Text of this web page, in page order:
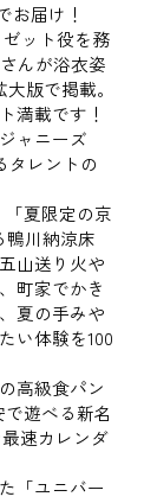
お届け！
ット役を務
んが浴衣姿
版で掲載。
満載です！
ャニーズ
タレントの
夏限定の京
鴨川納涼床
山送り火や
町家でかき
夏の手みや
い体験を100
高級食パン
遊べる新名
速カレンダ
「ユニバー